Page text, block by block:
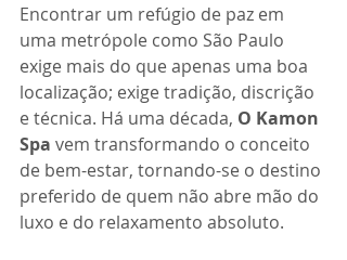
Encontrar um refúgio de paz em
uma metrópole como São Paulo
exige mais do que apenas uma boa
localização; exige tradição, discrição
e técnica. Há uma década, O Kamon
Spa vem transformando o conceito
de bem-estar, tornando-se o destino
preferido de quem não abre mão do
luxo e do relaxamento absoluto.